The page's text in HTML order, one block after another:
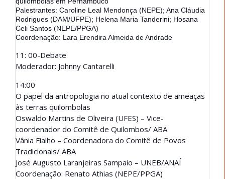
Palestrantes: Caroline Leal Mendonça (NEPE); Ana Cláudia
Rodrigues (DAM/UFPE); Helena Maria Tanderini; Hosana
Celi Santos (NEPE/PPGA)
Coordenação: Lara Erendira Almeida de Andrade
11: 00-Debate
Moderador: Johnny Cantarelli
14:00
O papel da antropologia no atual contexto de ameaças
às terras quilombolas
Oswaldo Martins de Oliveira (UFES) – Vice-
coordenador do Comitê de Quilombos/ ABA
Vânia Fialho – Coordenadora do Comitê de Povos
Tradicionais/ ABA
José Augusto Laranjeiras Sampaio – UNEB/ANAÍ
Coordenação: Renato Athias (NEPE/PPGA)